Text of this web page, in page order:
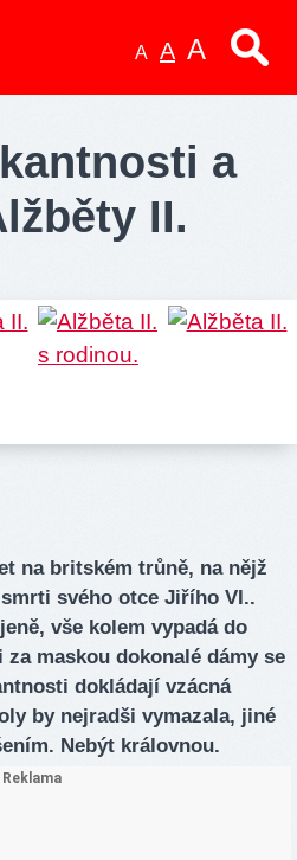
A A A
a
II.
na britském trůně, na nějž
svého otce Jiřího VI..
vše kolem vypadá do
maskou dokonalé dámy se
dokládají vzácná
by nejradši vymazala, jiné
Nebýt královnou.